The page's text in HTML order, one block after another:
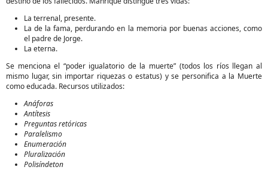
La terrenal, presente.
La de la fama, perdurando en la memoria por buenas acciones, como
el padre de Jorge.
La eterna.
Se menciona el “poder igualatorio de la muerte” (todos los ríos llegan al
mismo lugar, sin importar riquezas o estatus) y se personifica a la Muerte
como educada. Recursos utilizados:
Anáforas
Antítesis
Preguntas retóricas
Paralelismo
Enumeración
Pluralización
Polisíndeton